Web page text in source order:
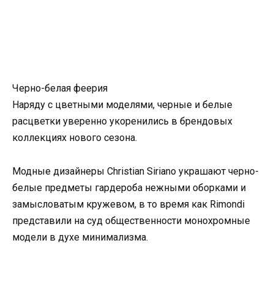
Черно-белая феерия
Наряду с цветными моделями, черные и белые
расцветки уверенно укоренились в брендовых
коллекциях нового сезона.
Модные дизайнеры Christian Siriano украшают черно-
белые предметы гардероба нежными оборками и
замысловатым кружевом, в то время как Rimondi
представили на суд общественности монохромные
модели в духе минимализма.